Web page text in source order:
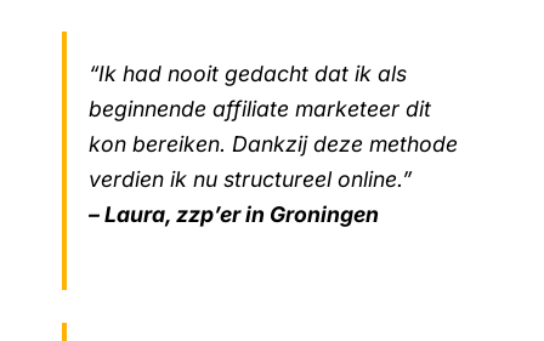
“Ik had nooit gedacht dat ik als
beginnende affiliate marketeer dit
kon bereiken. Dankzij deze methode
verdien ik nu structureel online.”
– Laura, zzp’er in Groningen